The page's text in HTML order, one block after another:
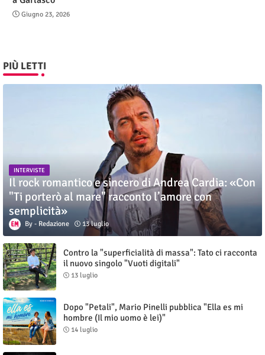
Giugno 23, 2026
PIÙ LETTI
INTERVISTE
Il rock romantico e sincero di Andrea Cardia: «Con
"Ti porterò al mare" racconto l’amore con
semplicità»
Redazione 13 luglio
Contro la "superficialità di massa": Tato ci racconta
il nuovo singolo "Vuoti digitali"
13 luglio
Dopo "Petali", Mario Pinelli pubblica "Ella es mi
hombre (Il mio uomo è lei)"
14 luglio